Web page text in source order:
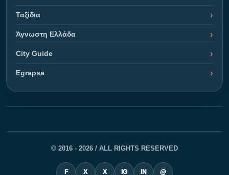
Ταξίδια
Άγνωστη Ελλάδα
City Guide
Egrapsa
© 2016 - 2026 / ALL RIGHTS RESERVED
F X X IG IN @